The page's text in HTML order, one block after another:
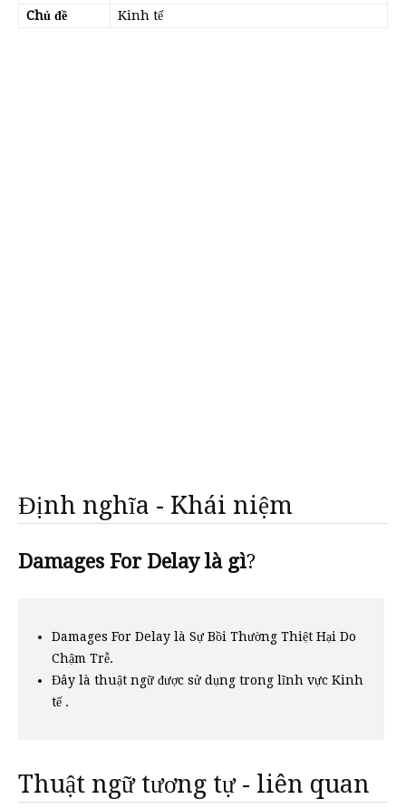
Chủ đề
Kinh tế
Định nghĩa - Khái niệm
Damages For Delay là gì?
Damages For Delay là Sự Bồi Thường Thiệt Hại Do
Chậm Trễ.
Đây là thuật ngữ được sử dụng trong lĩnh vực Kinh
tế .
Thuật ngữ tương tự - liên quan